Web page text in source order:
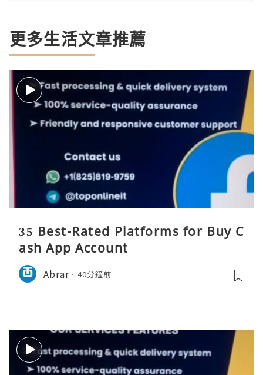
更多生活文章推薦
35 Best-Rated Platforms for Buy C
ash App Account
Abrar 40分鐘前